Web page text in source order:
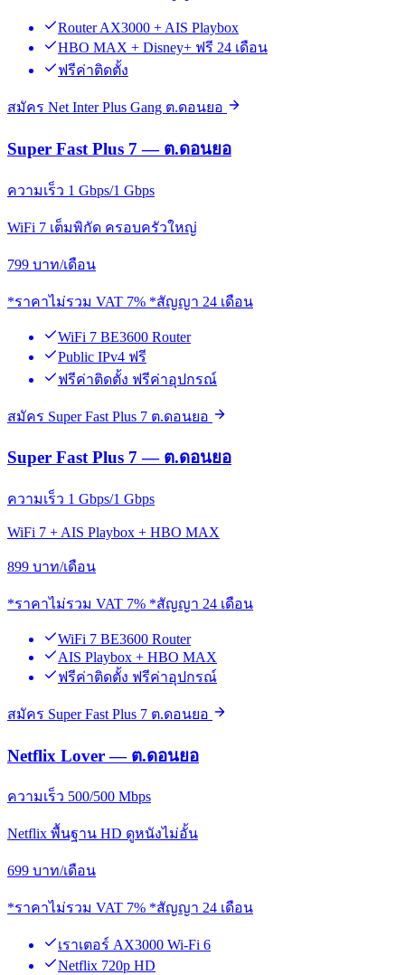
Router AX3000 + AIS Playbox
HBO MAX + Disney+ ฟรี 24 เดือน
ฟรีค่าติดตั้ง
สมัคร Net Inter Plus Gang ต.ดอนยอ
Super Fast Plus 7 — ต.ดอนยอ
ความเร็ว 1 Gbps/1 Gbps
WiFi 7 เต็มพิกัด ครอบครัวใหญ่
799 บาท/เดือน
*ราคาไม่รวม VAT 7% *สัญญา 24 เดือน
WiFi 7 BE3600 Router
Public IPv4 ฟรี
ฟรีค่าติดตั้ง ฟรีค่าอุปกรณ์
สมัคร Super Fast Plus 7 ต.ดอนยอ
Super Fast Plus 7 — ต.ดอนยอ
ความเร็ว 1 Gbps/1 Gbps
WiFi 7 + AIS Playbox + HBO MAX
899 บาท/เดือน
*ราคาไม่รวม VAT 7% *สัญญา 24 เดือน
WiFi 7 BE3600 Router
AIS Playbox + HBO MAX
ฟรีค่าติดตั้ง ฟรีค่าอุปกรณ์
สมัคร Super Fast Plus 7 ต.ดอนยอ
Netflix Lover — ต.ดอนยอ
ความเร็ว 500/500 Mbps
Netflix พื้นฐาน HD ดูหนังไม่อั้น
699 บาท/เดือน
*ราคาไม่รวม VAT 7% *สัญญา 24 เดือน
เราเตอร์ AX3000 Wi-Fi 6
Netflix 720p HD